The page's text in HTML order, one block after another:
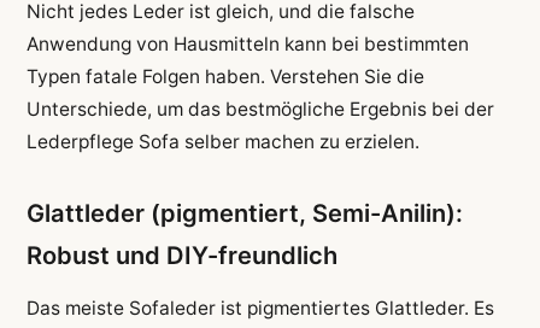
Nicht jedes Leder ist gleich, und die falsche
Anwendung von Hausmitteln kann bei bestimmten
Typen fatale Folgen haben. Verstehen Sie die
Unterschiede, um das bestmögliche Ergebnis bei der
Lederpflege Sofa selber machen zu erzielen.
Glattleder (pigmentiert, Semi-Anilin):
Robust und DIY-freundlich
Das meiste Sofaleder ist pigmentiertes Glattleder. Es